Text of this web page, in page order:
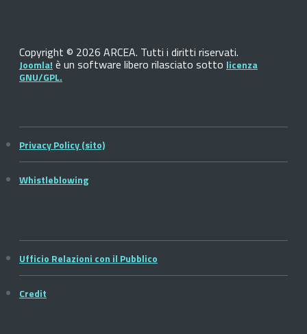
Copyright © 2026 ARCEA. Tutti i diritti riservati.
Joomla! è un software libero rilasciato sotto licenza
GNU/GPL.
Privacy Policy (sito)
Whistleblowing
Ufficio Relazioni con il Pubblico
Credit